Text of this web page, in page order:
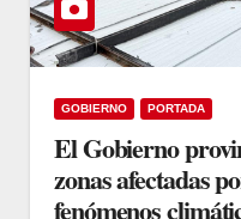
GOBIERNO PORTADA
El Gobierno
zonas afectadas
fenómenos